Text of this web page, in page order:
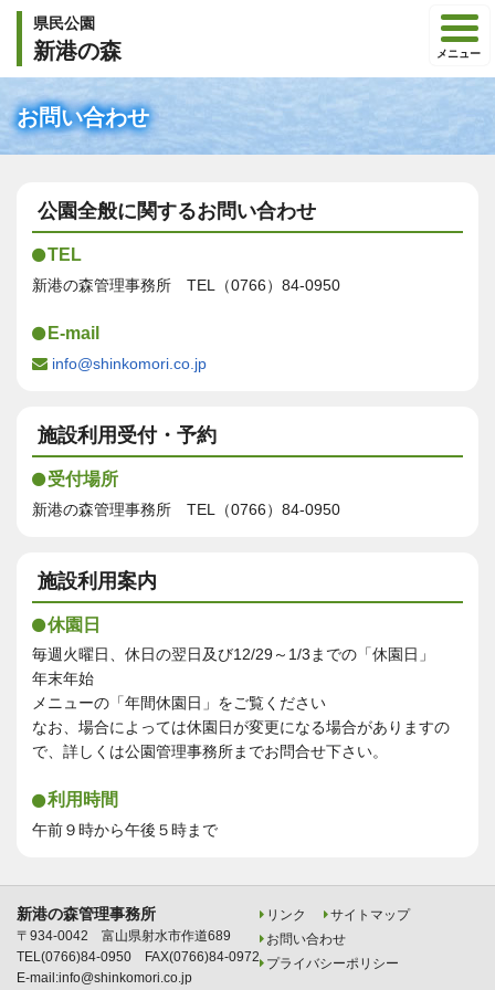
県民公園
新港の森 メニュー
お問い合わせ
公園全般に関するお問い合わせ
TEL
新港の森管理事務所 TEL（0766）84-0950
E-mail
info@shinkomori.co.jp
施設利用受付・予約
受付場所
新港の森管理事務所 TEL（0766）84-0950
施設利用案内
休園日
毎週火曜日、休日の翌日及び12/29～1/3までの「休園日」
年末年始
メニューの「年間休園日」をご覧ください
なお、場合によっては休園日が変更になる場合がありますの
で、詳しくは公園管理事務所までお問合せ下さい。
利用時間
午前９時から午後５時まで
新港の森管理事務所
〒934-0042 富山県射水市作道689
TEL(0766)84-0950 FAX(0766)84-0972
E-mail:info@shinkomori.co.jp
リンク
サイトマップ
お問い合わせ
プライバシーポリシー